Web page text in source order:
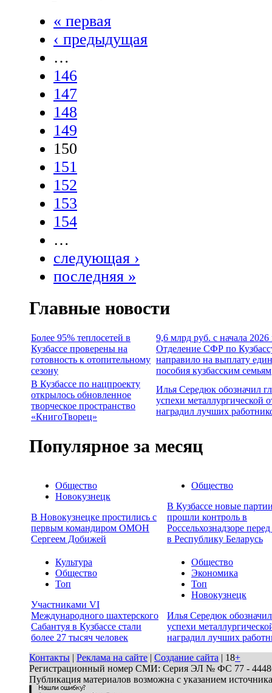
« первая
‹ предыдущая
…
146
147
148
149
150
151
152
153
154
…
следующая ›
последняя »
Главные новости
Более 95% теплосетей в
Кузбассе проверены на
готовность к отопительному
сезону
9,6 млрд руб. с начала 2026
Отделение СФР по
направило на выплату
пособия кузбасским семьям
В Кузбассе по нацпроекту
открылось обновленное
творческое пространство
«КнигоТворец»
Илья Середюк обозначил
успехи металлургической
наградил лучших
Популярное за месяц
Общество
Новокузнецк
В Новокузнецке простились с
первым командиром ОМОН
Сергеем Добижей
Общество
В Кузбассе новые
прошли контроль в
Россельхознадзоре
в Республику Беларусь
Культура
Общество
Топ
Участниками VI
Международного шахтерского
Сабантуя в Кузбассе стали
более 27 тысяч человек
Общество
Экономика
Топ
Новокузнецк
Илья Середюк
успехи
наградил лучших
Контакты | Реклама на сайте | Создание сайта | 18+
Регистрационный номер СМИ: Серия ЭЛ № ФС 77 - 44486
Публикация материалов возможна с указанием